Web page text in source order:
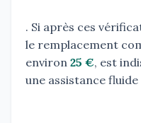
. Si après ces
le remplacement
environ 25 €, est
une assistance